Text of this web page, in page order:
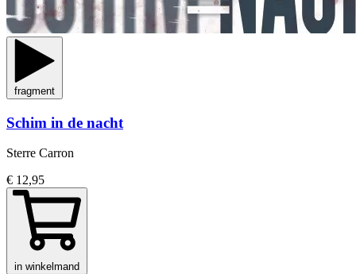
fragment
Schim in de nacht
Sterre Carron
€ 12,95
in winkelmand